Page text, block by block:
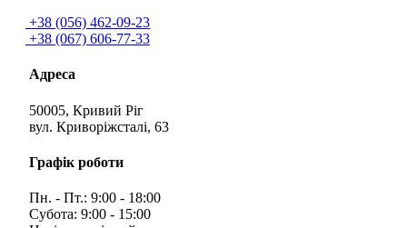
+38 (056) 462-09-23
+38 (067) 606-77-33
Адреса
50005, Кривий Ріг
вул. Криворіжсталі, 63
Графік роботи
Пн. - Пт.: 9:00 - 18:00
Субота: 9:00 - 15:00